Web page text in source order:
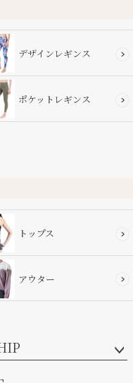
デザインレギンス
ポケットレギンス
トップス
アウター